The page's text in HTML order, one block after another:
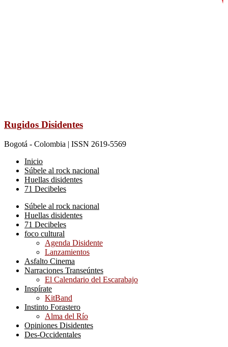
Rugidos Disidentes
Bogotá - Colombia | ISSN 2619-5569
Inicio
Súbele al rock nacional
Huellas disidentes
71 Decibeles
Súbele al rock nacional
Huellas disidentes
71 Decibeles
foco cultural
Agenda Disidente
Lanzamientos
Asfalto Cinema
Narraciones Transeúntes
El Calendario del Escarabajo
Inspírate
KitBand
Instinto Forastero
Alma del Río
Opiniones Disidentes
Des-Occidentales